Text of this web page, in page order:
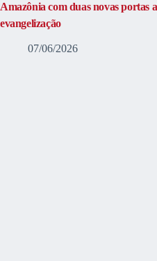
Amazônia com duas novas portas
evangelização
07/06/2026